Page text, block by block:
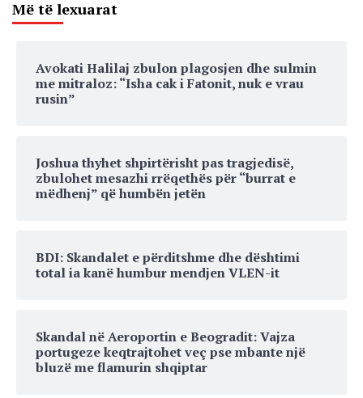
Më të lexuarat
Avokati Halilaj zbulon plagosjen dhe sulmin
me mitraloz: “Isha cak i Fatonit, nuk e vrau
rusin”
Joshua thyhet shpirtërisht pas tragjedisë,
zbulohet mesazhi rrëqethës për “burrat e
mëdhenj” që humbën jetën
BDI: Skandalet e përditshme dhe dështimi
total ia kanë humbur mendjen VLEN-it
Skandal në Aeroportin e Beogradit: Vajza
portugeze keqtrajtohet veç pse mbante një
bluzë me flamurin shqiptar